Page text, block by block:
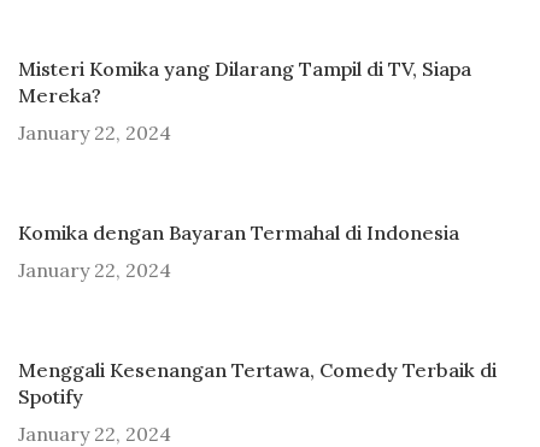
Misteri Komika yang Dilarang Tampil di TV, Siapa
Mereka?
January 22, 2024
Komika dengan Bayaran Termahal di Indonesia
January 22, 2024
Menggali Kesenangan Tertawa, Comedy Terbaik di
Spotify
January 22, 2024